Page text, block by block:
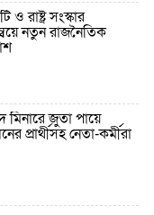
ও রাষ্ট্র সংস্কার
নতুন রাজনৈতিক
মিনারে জুতা পায়ে
প্রার্থীসহ নেতা-কর্মীরা